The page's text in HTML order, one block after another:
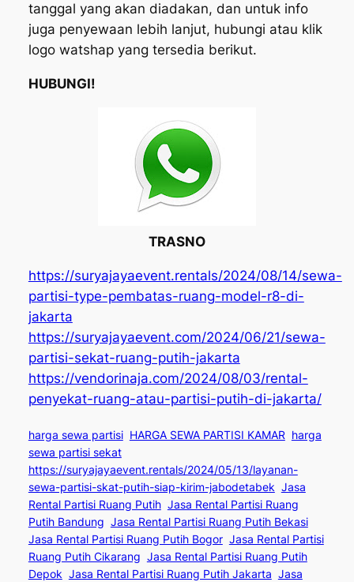
tanggal yang akan diadakan, dan untuk info
juga penyewaan lebih lanjut, hubungi atau klik
logo watshap yang tersedia berikut.
HUBUNGI!
TRASNO
https://suryajayaevent.rentals/2024/08/14/sewa-
partisi-type-pembatas-ruang-model-r8-di-
jakarta
https://suryajayaevent.com/2024/06/21/sewa-
partisi-sekat-ruang-putih-jakarta
https://vendorinaja.com/2024/08/03/rental-
penyekat-ruang-atau-partisi-putih-di-jakarta/
harga sewa partisi HARGA SEWA PARTISI KAMAR harga
sewa partisi sekat
https://suryajayaevent.rentals/2024/05/13/layanan-
sewa-partisi-skat-putih-siap-kirim-jabodetabek Jasa
Rental Partisi Ruang Putih Jasa Rental Partisi Ruang
Putih Bandung Jasa Rental Partisi Ruang Putih Bekasi
Jasa Rental Partisi Ruang Putih Bogor Jasa Rental Partisi
Ruang Putih Cikarang Jasa Rental Partisi Ruang Putih
Depok Jasa Rental Partisi Ruang Putih Jakarta Jasa